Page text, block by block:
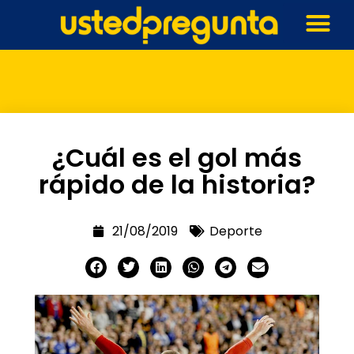
¿Cuál es el gol más
rápido de la historia?
21/08/2019 Deporte